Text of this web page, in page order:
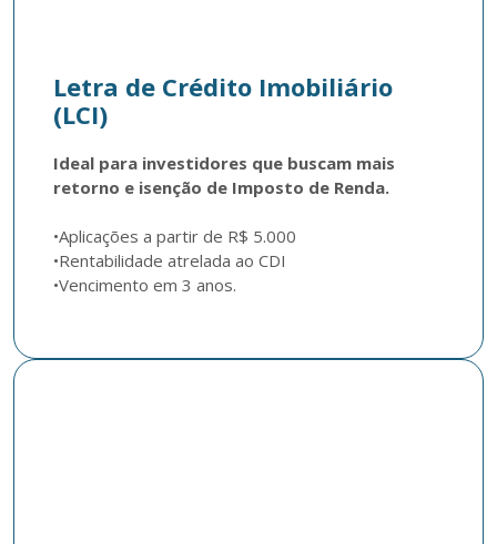
Letra de Crédito Imobiliário
(LCI)
Ideal para investidores que buscam mais
retorno e isenção de Imposto de Renda.
•Aplicações a partir de R$ 5.000
•Rentabilidade atrelada ao CDI